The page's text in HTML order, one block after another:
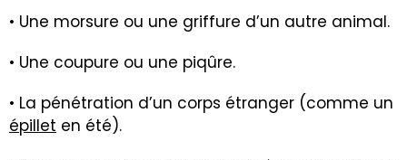
• Une morsure ou une griffure d’un autre animal.
• Une coupure ou une piqûre.
• La pénétration d’un corps étranger (comme un
épillet en été).